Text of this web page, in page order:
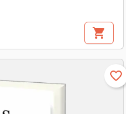
shopping_cart
favorite_border